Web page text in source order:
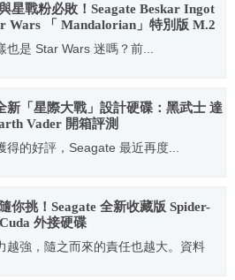
星戰粉必敗！Seagate Beskar Ingot
Wars 「 Mandalorian」特別版 M.2
測
也是 Star Wars 迷嗎？前...
新「星際大戰」設計硬碟：黑武士 達
Vader 開箱評測
得的好評，Seagate 最近再度...
你挑！Seagate 全新收藏版 Spider-
外接硬碟
越強，隨之而來的責任也越大。資料